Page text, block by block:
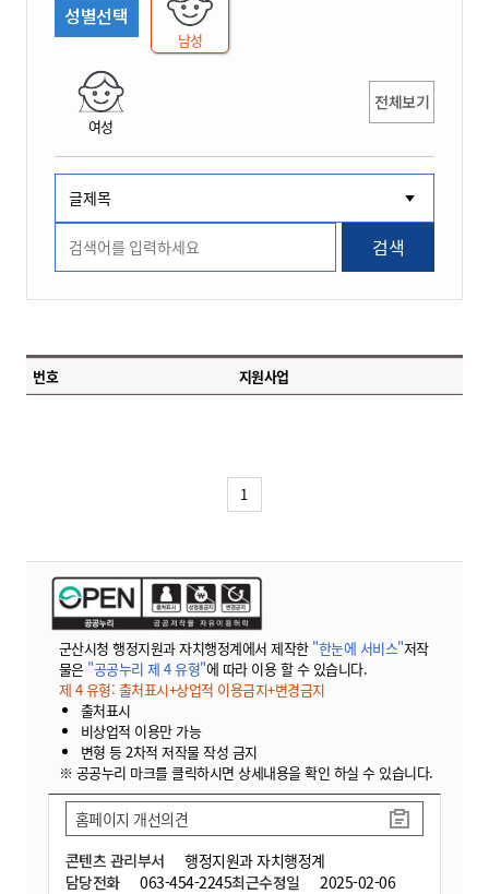
성별선택
남성
여성
전체보기
검색
번호 지원사업
1
군산시청 행정지원과 자치행정계에서 제작한 "한눈에 서비스"저작
물은 "공공누리 제 4 유형"에 따라 이용 할 수 있습니다.
제 4 유형: 출처표시+상업적 이용금지+변경금지
출처표시
비상업적 이용만 가능
변형 등 2차적 저작물 작성 금지
※ 공공누리 마크를 클릭하시면 상세내용을 확인 하실 수 있습니다.
콘텐츠 관리부서
행정지원과 자치행정계
담당전화
063-454-2245최근수정일 2025-02-06
홈페이지 개선의견